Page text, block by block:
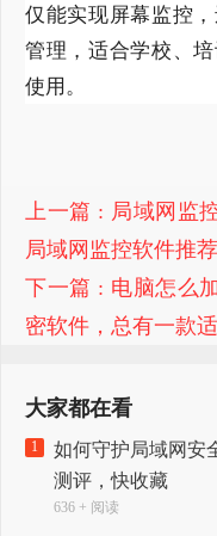
仅能实现屏幕监控
管理，适合学校、
使用。
上一篇 : 局域网监
局域网监控软件推
下一篇 : 电脑怎么
密软件，总有一款
大家都在看
1
如何守护局域网安
测评，快收藏
636 + 阅读